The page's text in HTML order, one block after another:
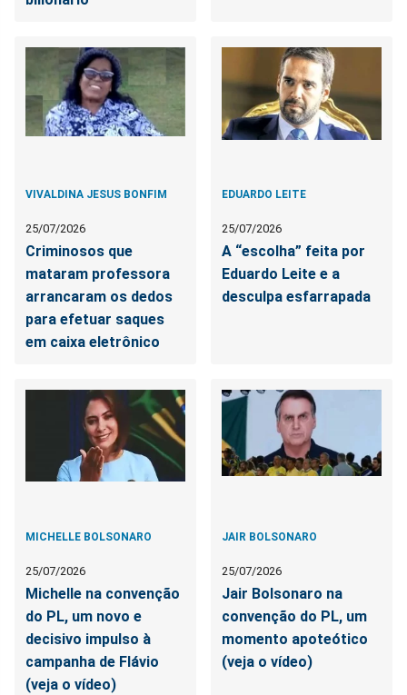
VIVALDINA JESUS BONFIM
25/07/2026
Criminosos que
mataram professora
arrancaram os dedos
para efetuar saques
em caixa eletrônico
EDUARDO LEITE
25/07/2026
A “escolha” feita por
Eduardo Leite e a
desculpa esfarrapada
MICHELLE BOLSONARO
25/07/2026
Michelle na convenção
do PL, um novo e
decisivo impulso à
campanha de Flávio
(veja o vídeo)
JAIR BOLSONARO
25/07/2026
Jair Bolsonaro na
convenção do PL, um
momento apoteótico
(veja o vídeo)